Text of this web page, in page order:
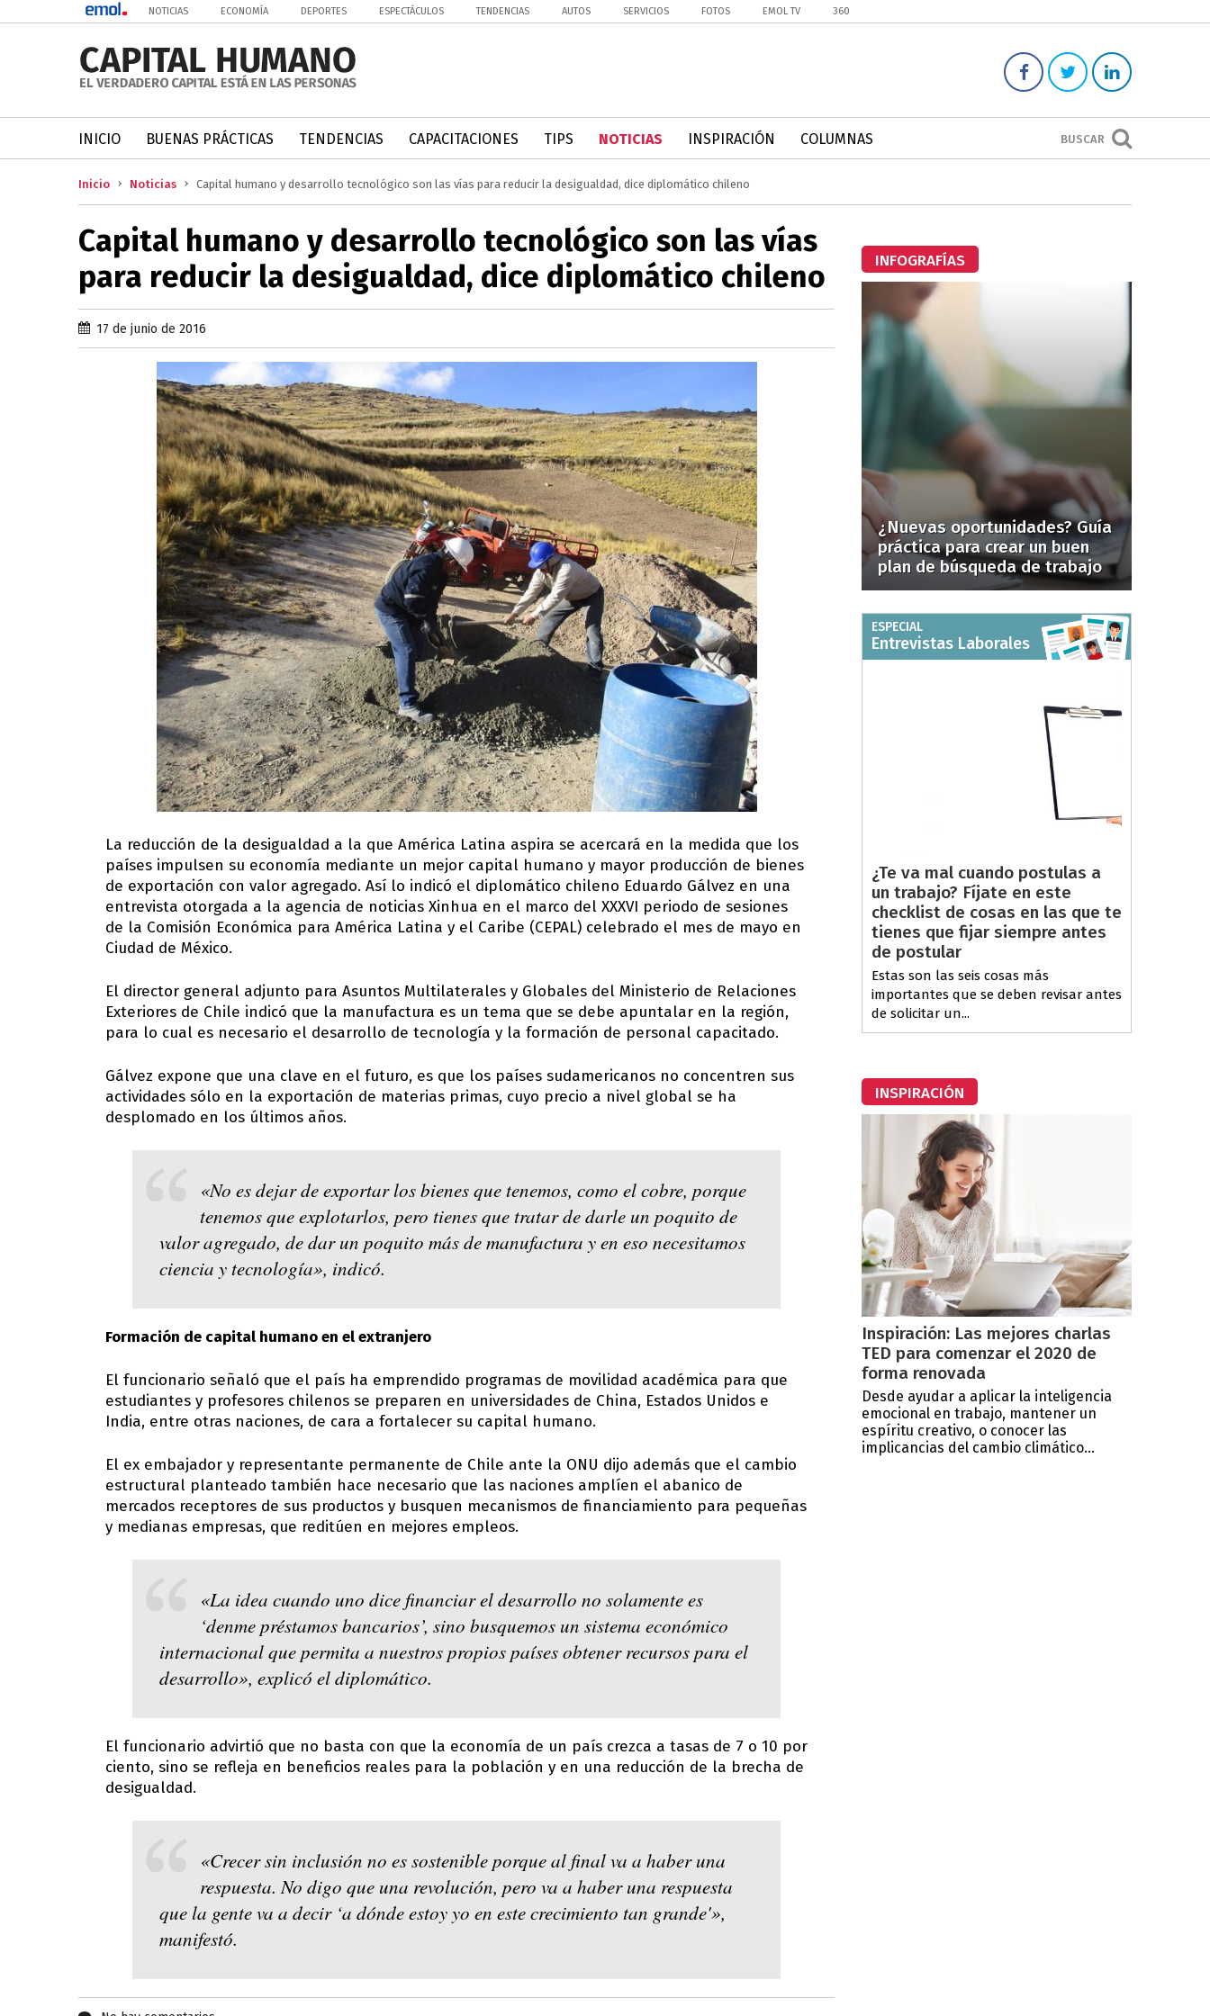
NOTICIAS ECONOMÍA DEPORTES ESPECTÁCULOS TENDENCIAS AUTOS SERVICIOS FOTOS EMOL TV 360
BUSCAR
INICIO BUENAS PRÁCTICAS TENDENCIAS CAPACITACIONES TIPS NOTICIAS INSPIRACIÓN COLUMNAS
Inicio Noticias Capital humano y desarrollo tecnológico son las vías para reducir la desigualdad, dice diplomático chileno
Capital humano y desarrollo tecnológico son las vías
para reducir la desigualdad, dice diplomático chileno
17 de junio de 2016
La reducción de la desigualdad a la que América Latina aspira se acercará en la medida que los
países impulsen su economía mediante un mejor capital humano y mayor producción de bienes
de exportación con valor agregado. Así lo indicó el diplomático chileno Eduardo Gálvez en una
entrevista otorgada a la agencia de noticias Xinhua en el marco del XXXVI periodo de sesiones
de la Comisión Económica para América Latina y el Caribe (CEPAL) celebrado el mes de mayo en
Ciudad de México.
El director general adjunto para Asuntos Multilaterales y Globales del Ministerio de Relaciones
Exteriores de Chile indicó que la manufactura es un tema que se debe apuntalar en la región,
para lo cual es necesario el desarrollo de tecnología y la formación de personal capacitado.
Gálvez expone que una clave en el futuro, es que los países sudamericanos no concentren sus
actividades sólo en la exportación de materias primas, cuyo precio a nivel global se ha
desplomado en los últimos años.
«No es dejar de exportar los bienes que tenemos, como el cobre, porque
tenemos que explotarlos, pero tienes que tratar de darle un poquito de
valor agregado, de dar un poquito más de manufactura y en eso necesitamos
ciencia y tecnología», indicó.
Formación de capital humano en el extranjero
El funcionario señaló que el país ha emprendido programas de movilidad académica para que
estudiantes y profesores chilenos se preparen en universidades de China, Estados Unidos e
India, entre otras naciones, de cara a fortalecer su capital humano.
El ex embajador y representante permanente de Chile ante la ONU dijo además que el cambio
estructural planteado también hace necesario que las naciones amplíen el abanico de
mercados receptores de sus productos y busquen mecanismos de financiamiento para pequeñas
y medianas empresas, que reditúen en mejores empleos.
«La idea cuando uno dice financiar el desarrollo no solamente es
‘denme préstamos bancarios’, sino busquemos un sistema económico
internacional que permita a nuestros propios países obtener recursos para el
desarrollo», explicó el diplomático.
El funcionario advirtió que no basta con que la economía de un país crezca a tasas de 7 o 10 por
ciento, sino se refleja en beneficios reales para la población y en una reducción de la brecha de
desigualdad.
«Crecer sin inclusión no es sostenible porque al final va a haber una
respuesta. No digo que una revolución, pero va a haber una respuesta
que la gente va a decir ‘a dónde estoy yo en este crecimiento tan grande'»,
manifestó.
INFOGRAFÍAS
¿Nuevas oportunidades? Guía
práctica para crear un buen
plan de búsqueda de trabajo
ESPECIAL
Entrevistas Laborales
¿Te va mal cuando postulas a
un trabajo? Fíjate en este
checklist de cosas en las que te
tienes que fijar siempre antes
de postular
Estas son las seis cosas más
importantes que se deben revisar antes
de solicitar un...
INSPIRACIÓN
Inspiración: Las mejores charlas
TED para comenzar el 2020 de
forma renovada
Desde ayudar a aplicar la inteligencia
emocional en trabajo, mantener un
espíritu creativo, o conocer las
implicancias del cambio climático...